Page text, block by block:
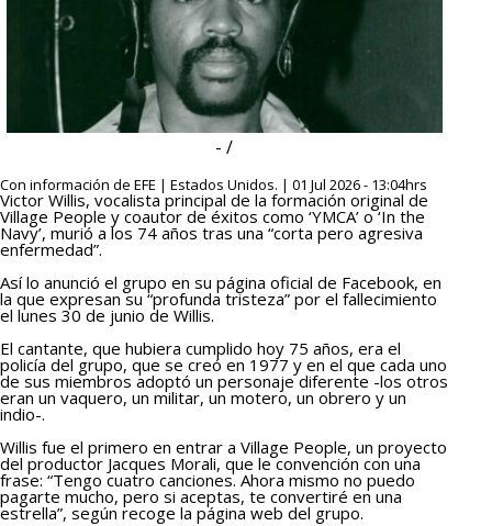
- /
Con información de EFE | Estados Unidos. | 01 Jul 2026 - 13:04hrs
Victor Willis, vocalista principal de la formación original de
Village People y coautor de éxitos como ‘YMCA’ o ‘In the
Navy’, murió a los 74 años tras una “corta pero agresiva
enfermedad”.
Así lo anunció el grupo en su página oficial de Facebook, en
la que expresan su “profunda tristeza” por el fallecimiento
el lunes 30 de junio de Willis.
El cantante, que hubiera cumplido hoy 75 años, era el
policía del grupo, que se creó en 1977 y en el que cada uno
de sus miembros adoptó un personaje diferente -los otros
eran un vaquero, un militar, un motero, un obrero y un
indio-.
Willis fue el primero en entrar a Village People, un proyecto
del productor Jacques Morali, que le convención con una
frase: “Tengo cuatro canciones. Ahora mismo no puedo
pagarte mucho, pero si aceptas, te convertiré en una
estrella”, según recoge la página web del grupo.